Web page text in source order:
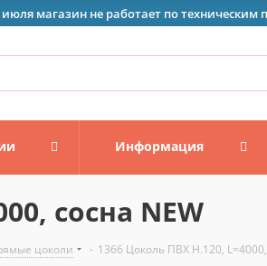
июля магазин не работает по техническим
Информация
сосна NEW
цоколи - 1366 Цоколь ПВХ H.120,